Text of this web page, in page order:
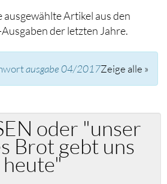
ausgewählte Artikel aus den
der letzten Jahre.
ausgabe 04/2017Zeige alle »
oder "unser
Brot gebt uns
heute"